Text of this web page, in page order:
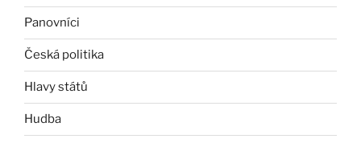
Panovníci
Česká politika
Hlavy států
Hudba